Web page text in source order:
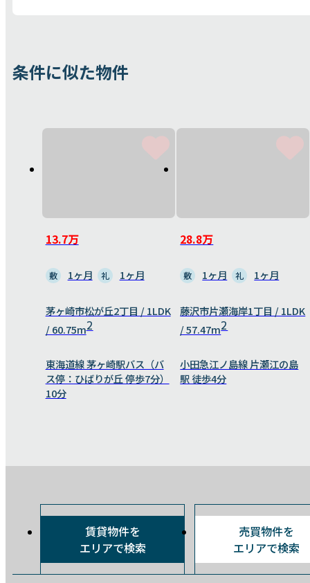
条件に似た物件
13.7万
敷 1ヶ月 礼 1ヶ月
茅ヶ崎市松が丘2丁目 / 1LDK
/ 60.75m2
東海道線 茅ヶ崎駅バス（バ
ス停：ひばりが丘 停歩7分）
10分
28.8万
敷 1ヶ月 礼 1ヶ月
藤沢市片瀬海岸1丁目 / 1LDK
/ 57.47m2
小田急江ノ島線 片瀬江の島
駅 徒歩4分
賃貸物件を
エリアで検索
売買物件を
エリアで検索